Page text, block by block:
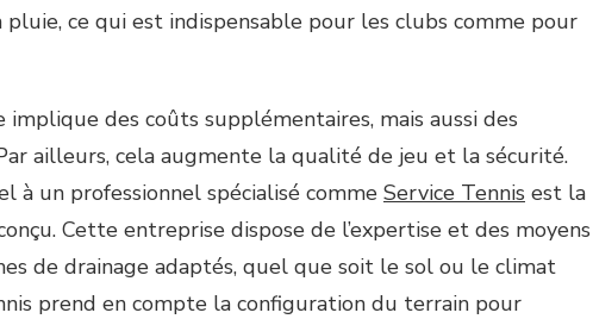
ce qui est indispensable pour les clubs comme pour
des coûts supplémentaires, mais aussi des
ailleurs, cela augmente la qualité de jeu et la sécurité.
à un professionnel spécialisé comme Service Tennis est la
Cette entreprise dispose de l’expertise et des moyens
de drainage adaptés, quel que soit le sol ou le climat
prend en compte la configuration du terrain pour